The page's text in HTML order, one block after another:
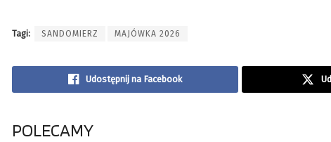
Tagi: SANDOMIERZ MAJÓWKA 2026
Udostępnij na Facebook
POLECAMY